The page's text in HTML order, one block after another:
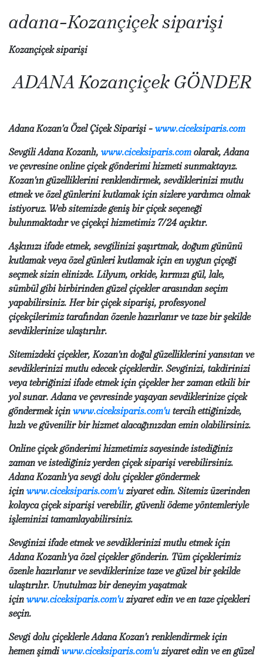
adana-Kozan‎çiçek siparişi
Kozan‎çiçek siparişi
ADANA Kozan‎çiçek GÖNDER
Adana Kozan'a Özel Çiçek Siparişi - www.ciceksiparis.com
Sevgili Adana Kozanlı, www.ciceksiparis.com olarak, Adana
ve çevresine online çiçek gönderimi hizmeti sunmaktayız.
Kozan'ın güzelliklerini renklendirmek, sevdiklerinizi mutlu
etmek ve özel günlerini kutlamak için sizlere yardımcı olmak
istiyoruz. Web sitemizde geniş bir çiçek seçeneği
bulunmaktadır ve çiçekçi hizmetimiz 7/24 açıktır.
Aşkınızı ifade etmek, sevgilinizi şaşırtmak, doğum gününü
kutlamak veya özel günleri kutlamak için en uygun çiçeği
seçmek sizin elinizde. Lilyum, orkide, kırmızı gül, lale,
sümbül gibi birbirinden güzel çiçekler arasından seçim
yapabilirsiniz. Her bir çiçek siparişi, profesyonel
çiçekçilerimiz tarafından özenle hazırlanır ve taze bir şekilde
sevdiklerinize ulaştırılır.
Sitemizdeki çiçekler, Kozan'ın doğal güzelliklerini yansıtan ve
sevdiklerinizi mutlu edecek çiçeklerdir. Sevginizi, takdirinizi
veya tebriğinizi ifade etmek için çiçekler her zaman etkili bir
yol sunar. Adana ve çevresinde yaşayan sevdiklerinize çiçek
göndermek için www.ciceksiparis.com'u tercih ettiğinizde,
hızlı ve güvenilir bir hizmet alacağınızdan emin olabilirsiniz.
Online çiçek gönderimi hizmetimiz sayesinde istediğiniz
zaman ve istediğiniz yerden çiçek siparişi verebilirsiniz.
Adana Kozanlı'ya sevgi dolu çiçekler göndermek
için www.ciceksiparis.com'u ziyaret edin. Sitemiz üzerinden
kolayca çiçek siparişi verebilir, güvenli ödeme yöntemleriyle
işleminizi tamamlayabilirsiniz.
Sevginizi ifade etmek ve sevdiklerinizi mutlu etmek için
Adana Kozanlı'ya özel çiçekler gönderin. Tüm çiçeklerimiz
özenle hazırlanır ve sevdiklerinize taze ve güzel bir şekilde
ulaştırılır. Unutulmaz bir deneyim yaşatmak
için www.ciceksiparis.com'u ziyaret edin ve en taze çiçekleri
seçin.
Sevgi dolu çiçeklerle Adana Kozan'ı renklendirmek için
hemen şimdiwww.ciceksiparis.com'u ziyaret edin ve en güzel